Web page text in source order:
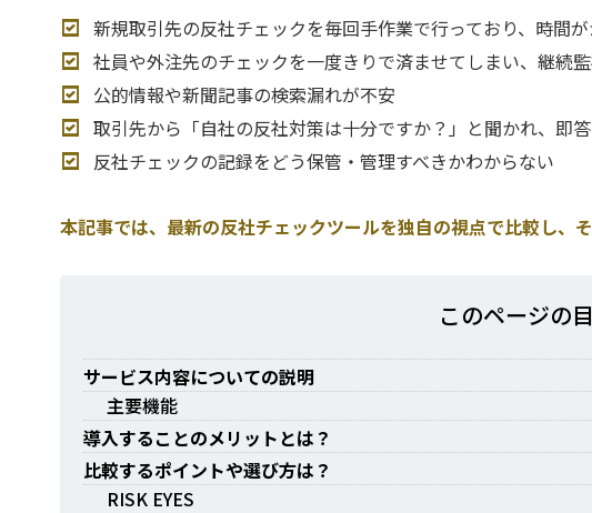
新規取引先の反社チェックを毎回手作業で行っており、時間
社員や外注先のチェックを一度きりで済ませてしまい、継続
公的情報や新聞記事の検索漏れが不安
取引先から「自社の反社対策は十分ですか？」と聞かれ、即
反社チェックの記録をどう保管・管理すべきかわからない
本記事では、最新の反社チェックツールを独自の視点で比較し、
このページの
サービス内容についての説明
主要機能
導入することのメリットとは？
比較するポイントや選び方は？
RISK EYES